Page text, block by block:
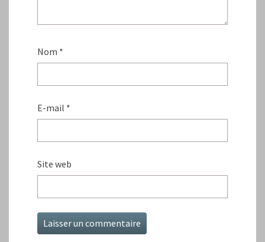
Nom *
E-mail *
Site web